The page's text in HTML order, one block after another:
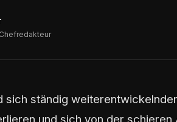
sich ständig
und sich von der schieren